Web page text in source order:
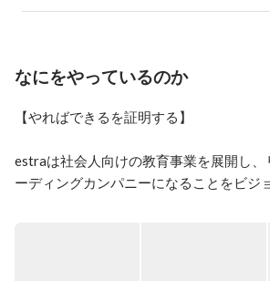
そう聞かれたら100% 「はい」と答え
成長意欲の高い新たな仲間をお待ちし
なにをやっているのか
【やればできるを証明する】
estraは社会人向けの教育事業を展開し、
ーディングカンパニーになることをビジ